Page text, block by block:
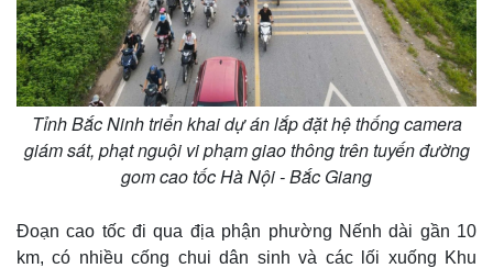
Tỉnh Bắc Ninh triển khai dự án lắp đặt hệ thống camera
giám sát, phạt nguội vi phạm giao thông trên tuyến đường
gom cao tốc Hà Nội - Bắc Giang
Đoạn cao tốc đi qua địa phận phường Nếnh dài gần 10
km, có nhiều cống chui dân sinh và các lối xuống Khu